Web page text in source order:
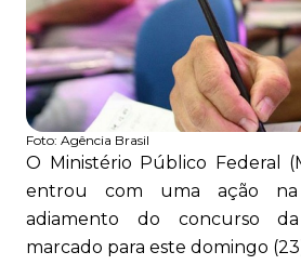
Foto: Agência Brasil
O Ministério Público Federal
entrou com uma ação
adiamento do concurso
marcado para este domingo